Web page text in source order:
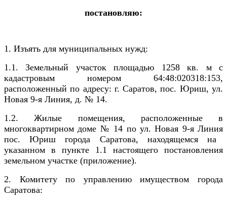
постановляю:
1. Изъять для муниципальных нужд:
1.1. Земельный участок площадью 1258 кв. м с
кадастровым номером 64:48:020318:153,
расположенный по адресу: г. Саратов, пос. Юриш, ул.
Новая 9-я Линия, д. № 14.
1.2. Жилые помещения, расположенные в
многоквартирном доме № 14 поул. Новая 9-я Линия
пос. Юришгорода Саратова, находящемся на
указанном в пункте 1.1 настоящего постановления
земельном участке (приложение).
2. Комитету по управлению имуществом города
Саратова: